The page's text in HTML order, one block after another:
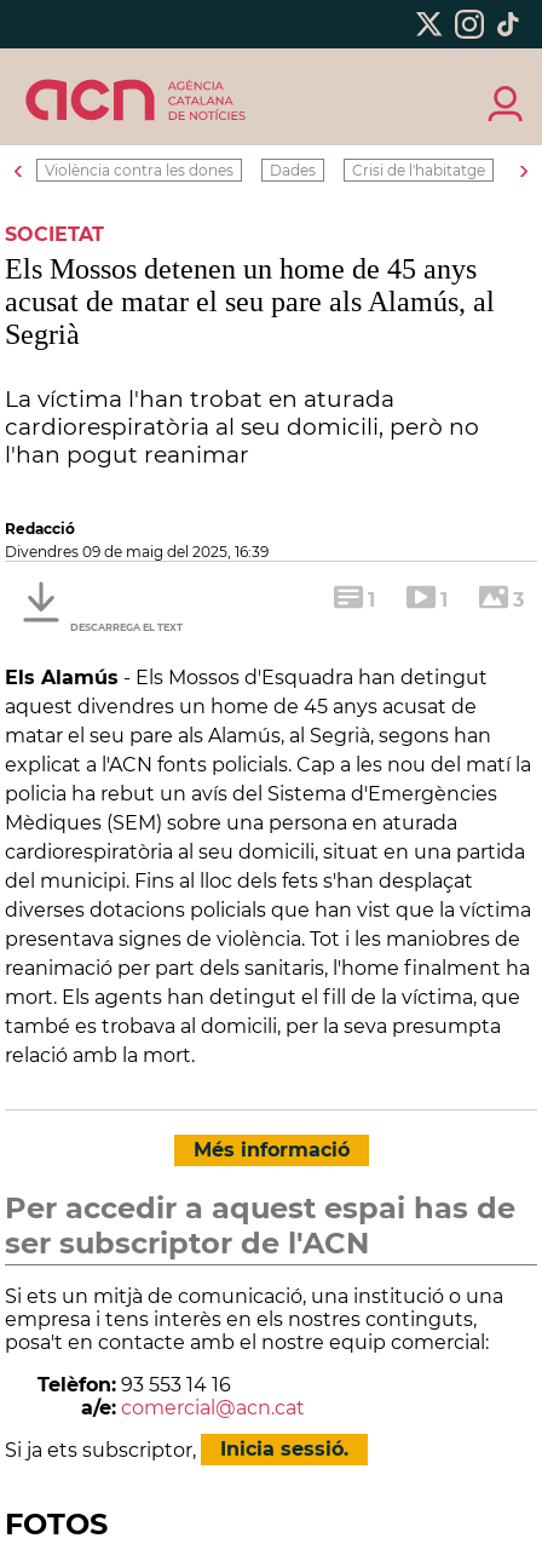
‹ Violència contra les dones Dades Crisi de l'habitatge ›
SOCIETAT
Els Mossos detenen un home de 45 anys
acusat de matar el seu pare als Alamús, al
Segrià
La víctima l'han trobat en aturada
cardiorespiratòria al seu domicili, però no
l'han pogut reanimar
Redacció
divendres 09 de maig del 2025, 16:39
DESCARREGA EL TEXT
1 1 3
Els Alamús - Els Mossos d'Esquadra han detingut
aquest divendres un home de 45 anys acusat de
matar el seu pare als Alamús, al Segrià, segons han
explicat a l'ACN fonts policials. Cap a les nou del matí la
policia ha rebut un avís del Sistema d'Emergències
Mèdiques (SEM) sobre una persona en aturada
cardiorespiratòria al seu domicili, situat en una partida
del municipi. Fins al lloc dels fets s'han desplaçat
diverses dotacions policials que han vist que la víctima
presentava signes de violència. Tot i les maniobres de
reanimació per part dels sanitaris, l'home finalment ha
mort. Els agents han detingut el fill de la víctima, que
també es trobava al domicili, per la seva presumpta
relació amb la mort.
Més informació
Per accedir a aquest espai has de
ser subscriptor de l'ACN
Si ets un mitjà de comunicació, una institució o una
empresa i tens interès en els nostres continguts,
posa't en contacte amb el nostre equip comercial:
Telèfon: 93 553 14 16
a/e: comercial@acn.cat
Si ja ets subscriptor,
Inicia sessió.
FOTOS